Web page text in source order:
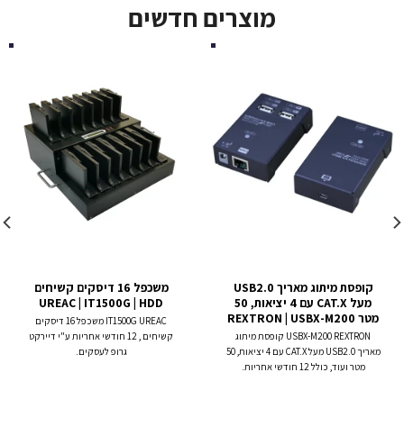
מוצרים חדשים
קופסת מיתוג מאריך USB2.0
מעל CAT.X עם 4 יציאות, 50
מטר REXTRON | USBX-M200
USBX-M200 REXTRON קופסת מיתוג
מאריך USB2.0 מעל CAT.X עם 4 יציאות, 50
מטר ועוד, כולל 12 חודשי אחריות.
משכפל 16 דיסקים קשיחים
UREAC | IT1500G | HDD
IT1500G UREAC משכפל 16 דיסקים
קשיחים , 12 חודשי אחריות ע"י דיירקט
גרופ לעסקים.